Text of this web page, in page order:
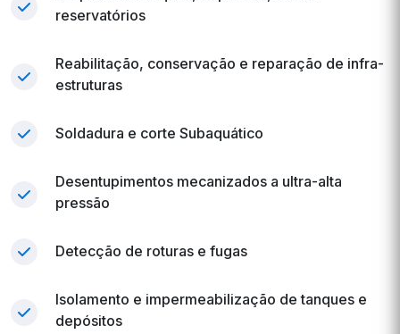
reservatórios
Reabilitação, conservação e reparação de infra-
estruturas
Soldadura e corte Subaquático
Desentupimentos mecanizados a ultra-alta
pressão
Detecção de roturas e fugas
Isolamento e impermeabilização de tanques e
depósitos